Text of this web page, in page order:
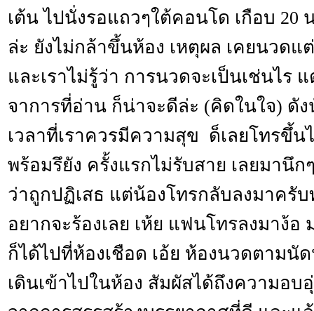
เต้น ไปนั่งรอแถวๆใต้คอนโด เกือบ 20
ล่ะ ยังไม่กล้าขึ้นห้อง เหตุผล เคยนวดแ
และเราไม่รู้ว่า การนวดจะเป็นเช่นไร
จาการที่อ่าน ก็น่าจะดีล่ะ (คิดในใจ) ดัง
เวลาที่เราควรมีความสุข ด็เลยโทรขึ้น
พร้อมรึยัง ครั้งแรกไม่รับสาย เลยมานึ
ว่าถูกปฏิเสธ แต่น้องโทรกลับลงมาครับ
อยากจะร้องเลย เห้ย แฟนโทรลงมาง้อ
ก็ได้ไปที่ห้องเชือด เอ้ย ห้องนวดตามนั
เดินเข้าไปในห้อง สัมผัสได้ถึงความอบ